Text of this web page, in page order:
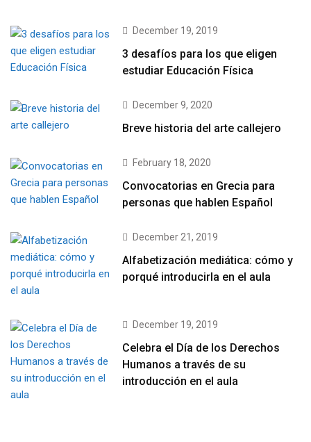
December 19, 2019
3 desafíos para los que eligen
estudiar Educación Física
December 9, 2020
Breve historia del arte callejero
February 18, 2020
Convocatorias en Grecia para
personas que hablen Español
December 21, 2019
Alfabetización mediática: cómo y
porqué introducirla en el aula
December 19, 2019
Celebra el Día de los Derechos
Humanos a través de su
introducción en el aula